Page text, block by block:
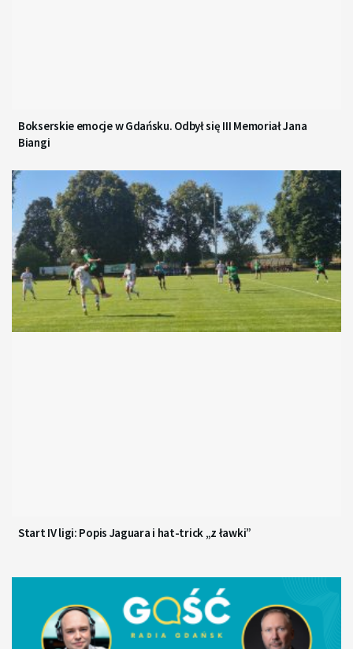
Bokserskie emocje w Gdańsku. Odbył się III Memoriał Jana
Biangi
Start IV ligi: Popis Jaguara i hat-trick „z ławki”